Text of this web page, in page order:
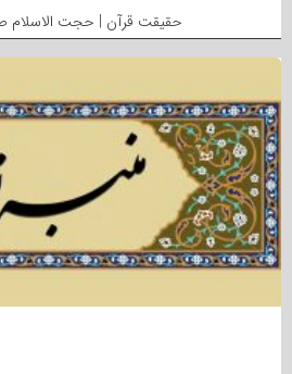
حقیقت قرآن | حجت الاسلام